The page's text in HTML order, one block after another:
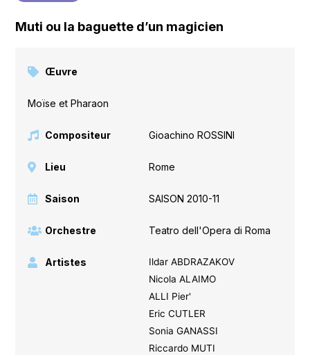
Muti ou la baguette d’un magicien
Œuvre
Moïse et Pharaon
Compositeur Gioachino ROSSINI
Lieu Rome
Saison SAISON 2010-11
Orchestre Teatro dell'Opera di Roma
Artistes
Ildar ABDRAZAKOV
Nicola ALAIMO
ALLI Pier'
Eric CUTLER
Sonia GANASSI
Riccardo MUTI